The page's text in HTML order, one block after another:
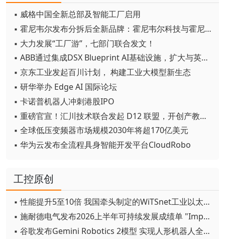
▪ 威格中国全新总部及智能工厂启用
▪ 霍尼韦尔发布分拆后全新品牌：霍尼韦尔科技与霍尼韦尔航空航天
▪ 大力发展“工厂游”，七部门联合发文！
▪ ABB通过集成DSX Blueprint AI基础设施，扩大与英伟达的合作
▪ 京东工业发起百川计划， 构建工业大模型新生态
▪ 研华举办 Edge AI 国际论坛
▪ 卡诺普机器人冲刺港股IPO
▪ 重磅官宣！汇川技术联合发起 D12 联盟，开创产教融合新范式
▪ 全球低压变频器市场规模2030年将超170亿美元
▪ 华为云发布全流程具身智能开发平台CloudRobo
工控原创
▪ 性能提升5至10倍 我国牵头制定的WiTSnet工业以太网国际标准正式发布
▪ 施耐德电气发布2026上半年可持续发展成绩单 "Impact 2030"路线图开局稳健
▪ 谷歌发布Gemini Robotics 2模型 实现人形机器人全身智能控制突破